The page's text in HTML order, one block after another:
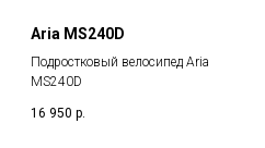
Aria MS240D
Подростковый велосипед Aria
MS240D
16 950 р.